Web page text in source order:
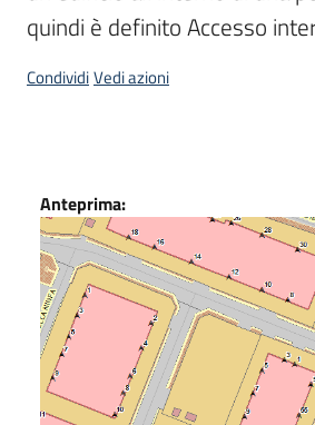
Seguici
quindi è definito Accesso
CondividiVedi azioni
Dati
Anteprima: